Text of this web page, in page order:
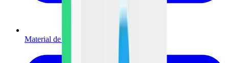
Material de curación